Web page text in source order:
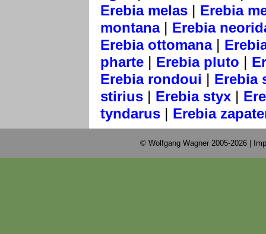
Erebia melas | Erebia
montana| Erebia
Erebia ottomana|
pharte | Erebia pluto |
Erebia rondoui | Erebia
stirius | Erebia styx |
tyndarus | Erebia
© Wolfgang Wagner 2005-2026 |